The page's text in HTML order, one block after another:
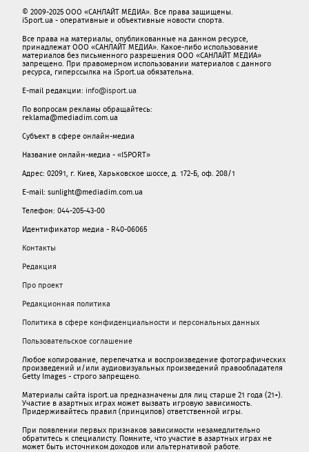
© 2009-2025 ООО «САНЛАЙТ МЕДИА». Все права защищены.
iSport.ua - оперативные и объективные новости спорта.
Все права на материалы, опубликованные на данном ресурсе,
принадлежат ООО «САНЛАЙТ МЕДИА». Какое-либо использование
материалов без письменного разрешения ООО «САНЛАЙТ МЕДИА»
запрещено. При правомерном использовании материалов с данного
ресурса, гиперссылка на iSport.ua обязательна.
E-mail редакции: info@isport.ua
По вопросам рекламы обращайтесь:
reklama@mediadim.com.ua
Субъект в сфере онлайн-медиа
Название онлайн-медиа - «ISPORT»
Адрес: 02091, г. Киев, Харьковское шоссе, д. 172-Б, оф. 208/1
E-mail: sunlight@mediadim.com.ua
Телефон: 044-205-43-00
Идентификатор медиа - R40-06065
Контакты
Редакция
Про проект
Редакционная политика
Политика в сфере конфиденциальности и персональных данных
Пользовательское соглашение
Любое копирование, перепечатка и воспроизведение фотографических
произведений и/или аудиовизуальных произведений правообладателя
Getty Images - строго запрещено.
Материалы сайта isport.ua предназначены для лиц старше 21 года (21+).
Участие в азартных играх может вызвать игровую зависимость.
Придерживайтесь правил (принципов) ответственной игры.
При появлении первых признаков зависимости незамедлительно
обратитесь к специалисту. Помните, что участие в азартных играх не
может быть источником доходов или альтернативой работе.